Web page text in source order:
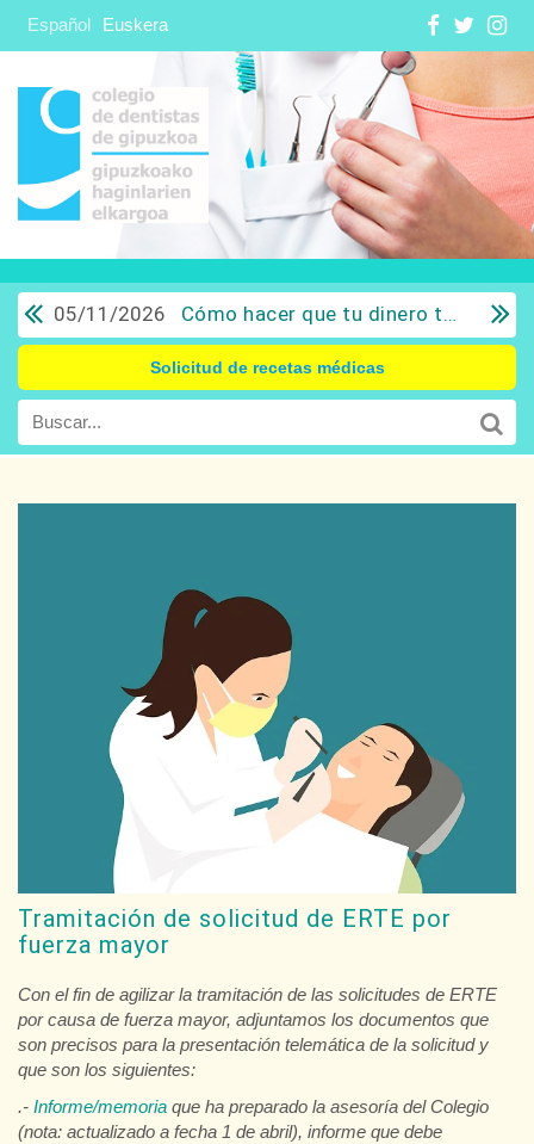
Español Euskera
05/11/2026 Cómo hacer que tu dinero trabaje para ti: Del ahorro a la inversión con sentido común.
Solicitud de recetas médicas
Tramitación de solicitud de ERTE por
fuerza mayor
Con el fin de agilizar la tramitación de las solicitudes de ERTE
por causa de fuerza mayor, adjuntamos los documentos que
son precisos para la presentación telemática de la solicitud y
que son los siguientes:
.- Informe/memoria que ha preparado la asesoría del Colegio
(nota: actualizado a fecha 1 de abril), informe que debe